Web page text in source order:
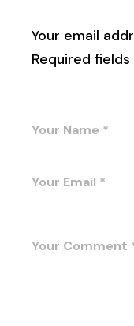
Your email
Required